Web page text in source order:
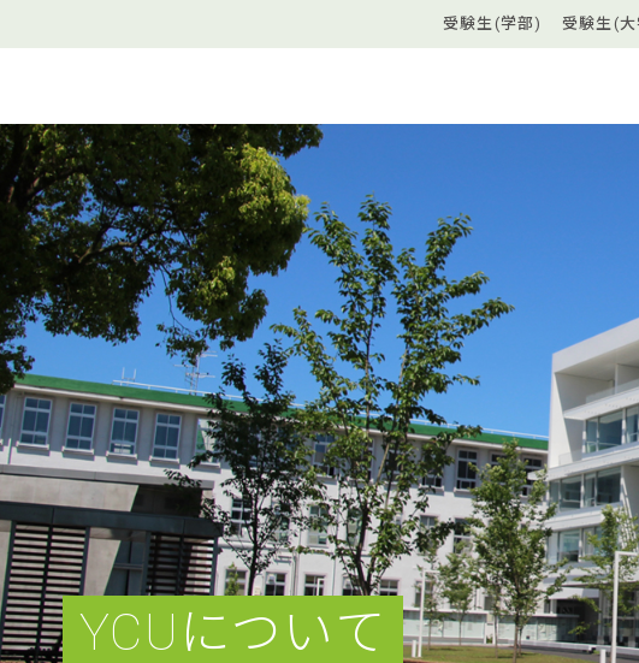
受験生(学部) 受験生(
YCUについて